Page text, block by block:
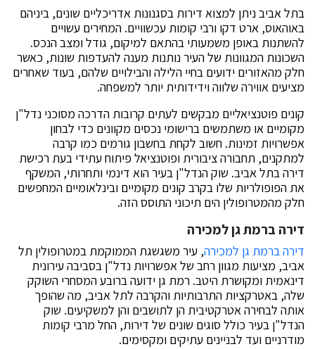
בתל אביב ניתן למצוא דירות בסגנונות אדריכליים שונים, ביניהם
באוהאוס, ארט דקו ורבי קומות עכשוויים. המחירים עשויים
להשתנות באופן משמעותי בהתאם למיקום, גודל ומצב הנכס.
השכונות המגוונות של העיר נותנות מענה להעדפות שונות, כאשר
חלק מהאזורים ידועים בחיי הלילה והבילויים שלהם, בעוד שאחרים
מציעים אווירה שלווה וידידותית יותר למשפחה.
קונים פוטנציאליים מבקשים לעתים קרובות הדרכה מסוכני נדל"ן
מקומיים או משתמשים ברישומי נכסים מקוונים כדי לבחון
אפשרויות זמינות. חשוב לקחת בחשבון גורמים כמו קרבה
למתקנים, תחבורה ציבורית ופוטנציאל פיתוח עתידי בעת רכישת
דירה בתל אביב. שוק הנדל"ן בעיר הוא דינמי ותחרותי, המשקף
את הפופולריות שלו בקרב קונים מקומיים ובינלאומיים המחפשים
חלק מהמטרופולין הים תיכוני התוסס הזה.
דירה ברמת גן למכירה
דירה ברמת גן למכירה, עיר משגשגת הממוקמת במטרופולין תל
אביב, מציעות מגוון רחב של אפשרויות נדל"ן בסביבה עירונית
דינאמית ומקושרת היטב. רמת גן ידועה ברובע המסחרי השוקק
שלה, באטרקציות התרבותיות והקרבה לתל אביב, מה שהופך
אותה לבחירה אטרקטיבית הן לתושבים והן למשקיעים. שוק
הנדל"ן בעיר כולל סוגים שונים של דירות, החל מרבי קומות
מודרניים ועד לבניינים עתיקים ומקסימים.